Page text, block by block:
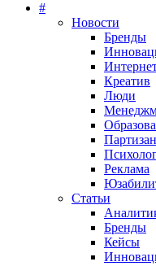
#
Новости
Бренды
Креатив
Люди
Реклама
Статьи
Бренды
Кейсы